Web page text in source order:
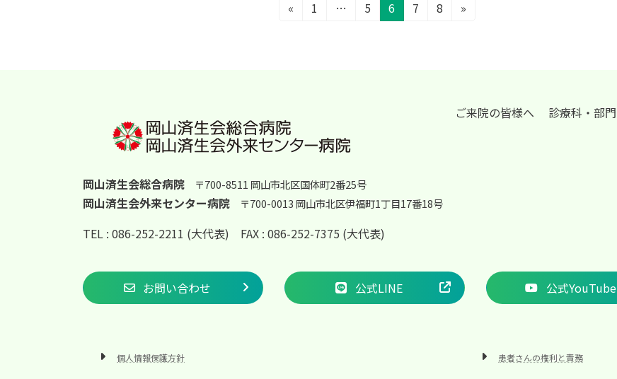
シ
ョ
ン
«
固
1 …
固
5
固
定
6
固
7
固
8 »
岡山済生会総合病院 〒700-8511 岡山市北区国体町2番25号
岡山済生会外来センター病院 〒700-0013 岡山市北区伊福町1丁目17番18号
TEL : 086-252-2211 (大代表) FAX : 086-252-7375 (大代表)
ご来院の皆様へ 診療科・部門
お問い合わせ 公式LINE 公式YouTube
個人情報保護方針 患者さんの権利と責務